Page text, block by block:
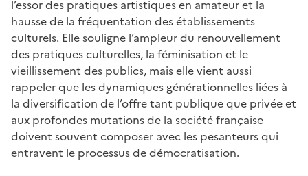
l’essor des pratiques artistiques en amateur et la
hausse de la fréquentation des établissements
culturels. Elle souligne l’ampleur du renouvellement
des pratiques culturelles, la féminisation et le
vieillissement des publics, mais elle vient aussi
rappeler que les dynamiques générationnelles liées à
la diversification de l’offre tant publique que privée et
aux profondes mutations de la société française
doivent souvent composer avec les pesanteurs qui
entravent le processus de démocratisation.